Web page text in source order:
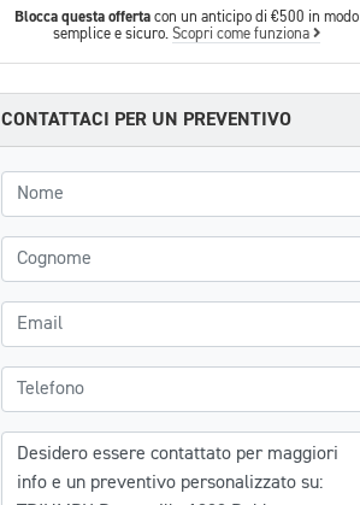
Blocca questa offerta con un anticipo di €500 in modo
semplice e sicuro. Scopri come funziona
CONTATTACI PER UN PREVENTIVO
Nome
Cognome
Email
Telefono
Messaggio